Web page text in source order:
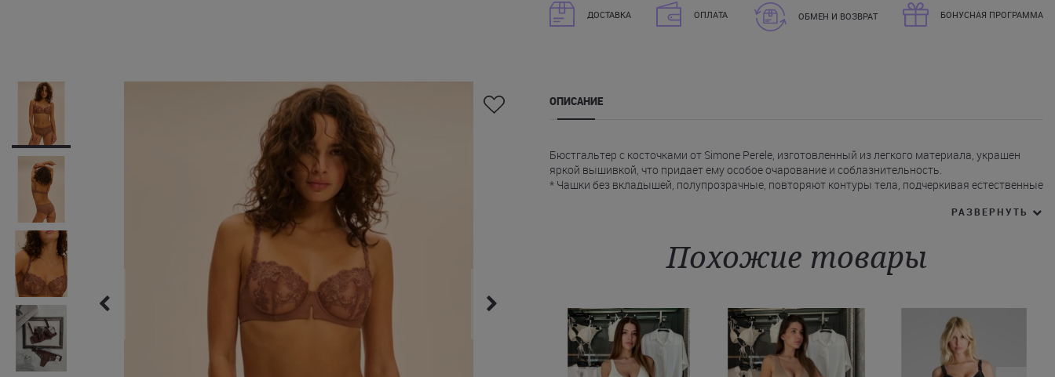
ДОСТАВКА ОПЛАТА ОБМЕН И ВОЗВРАТ БОНУСНАЯ ПРОГРАММА
ОПИСАНИЕ
Бюстгальтер с косточками от Simone Perele, изготовленный из легкого материала, украшен
яркой вышивкой, что придает ему особое очарование и соблазнительность.
* Чашки без вкладышей, полупрозрачные, повторяют контуры тела, подчеркивая естественные
* Надежная застежка на крючки сзади гарантирует комфортную посадку.
Купить коричневый бюстгальтер на косточке Симон Перель можно всего за один клик на сайте
РАЗВЕРНУТЬ
Похожие товары